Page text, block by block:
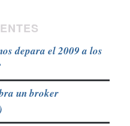
depara el 2009 a los
un broker